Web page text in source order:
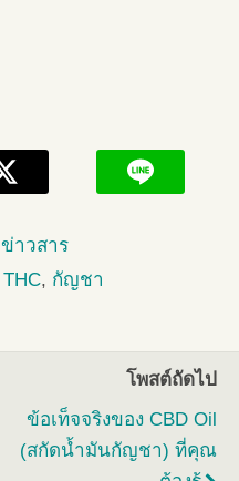
ข่าวสาร
THC, กัญชา
โพสต์ถัดไป
ข้อเท็จจริงของ CBD Oil
(สกัดน้ำมันกัญชา) ที่คุณ